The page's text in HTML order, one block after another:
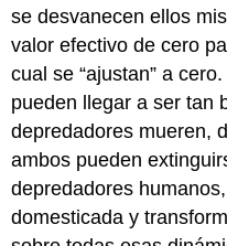
se desvanecen ellos
valor efectivo de cero
cual se “ajustan” a
pueden llegar a ser tan
depredadores mueren,
ambos pueden
depredadores
domesticada y